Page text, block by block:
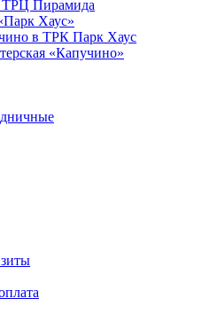
ТРЦ Пирамида
Хаус»
в ТРК Парк Хаус
«Капучино»